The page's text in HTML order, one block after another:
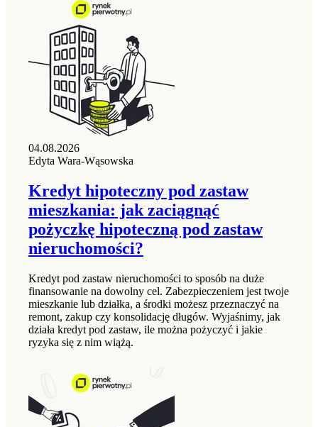
04.08.2026
Edyta Wara-Wąsowska
Kredyt hipoteczny pod zastaw
mieszkania: jak zaciągnąć
pożyczkę hipoteczną pod zastaw
nieruchomości?
Kredyt pod zastaw nieruchomości to sposób na duże
finansowanie na dowolny cel. Zabezpieczeniem jest twoje
mieszkanie lub działka, a środki możesz przeznaczyć na
remont, zakup czy konsolidację długów. Wyjaśnimy, jak
działa kredyt pod zastaw, ile można pożyczyć i jakie
ryzyka się z nim wiążą.